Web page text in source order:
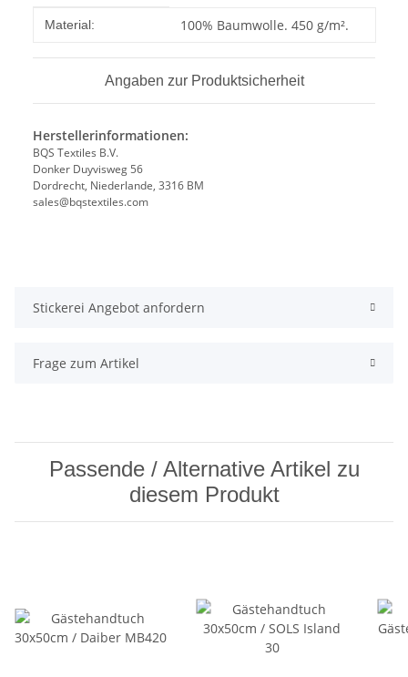
Produkteigenschaft
Wert
Material: 100% Baumwolle. 450 g/m².
Angaben zur Produktsicherheit
Herstellerinformationen:
BQS Textiles B.V.
Donker Duyvisweg 56
Dordrecht, Niederlande, 3316 BM
sales@bqstextiles.com
Stickerei Angebot anfordern
Frage zum Artikel
Passende / Alternative Artikel zu
diesem Produkt